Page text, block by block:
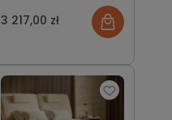
pojemnikiem lub bez
3 217,00 zł